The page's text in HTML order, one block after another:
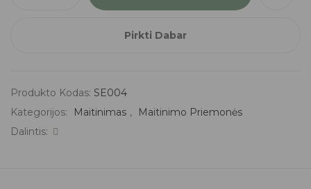
Pirkti Dabar
Produkto Kodas: SE004
Kategorijos:
Maitinimas ,
Maitinimo Priemonės
Dalintis: